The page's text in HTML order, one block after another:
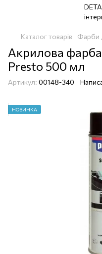
Каталог товарів Фарби
Акрилова
Presto 500 мл
Артикул: 00148-340
НОВИНКА